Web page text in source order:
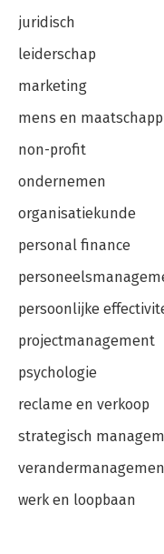
juridisch
leiderschap
marketing
mens en
non-profit
ondernemen
organisatiekunde
personal finance
persoonlijke
projectmanagement
psychologie
reclame en verkoop
strategisch
werk en loopbaan